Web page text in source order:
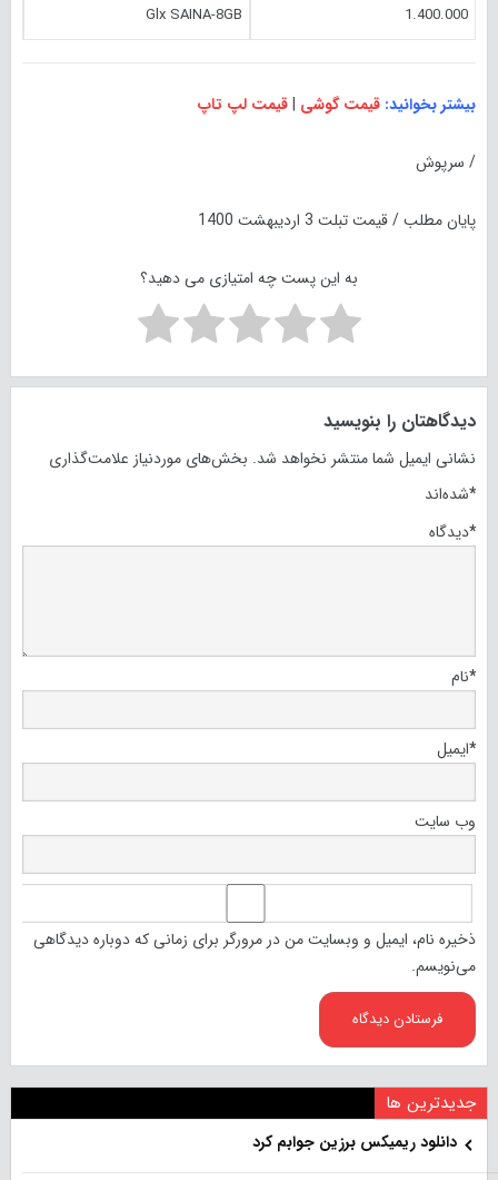
1.400.000
Glx SAINA-8GB
بیشتر بخوانید: قیمت گوشی |قیمت لپ تاپ
/ سرپوش
پایان مطلب / قیمت تبلت 3 اردیبهشت 1400
به این پست چه امتیازی می دهید؟
دیدگاهتان را بنویسید
نشانی ایمیل شما منتشر نخواهد شد. بخش‌های موردنیاز علامت‌گذاری
شده‌اند*
دیدگاه*
نام*
ایمیل*
وب‌ سایت
ذخیره نام، ایمیل و وبسایت من در مرورگر برای زمانی که دوباره دیدگاهی
می‌نویسم.
جدیدترین ها
دانلود ریمیکس برزین جوابم کرد